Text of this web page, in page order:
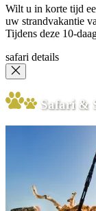
Wilt u in korte tijd
uw strandvakantie
Tijdens deze 10-
safari details
Safari &